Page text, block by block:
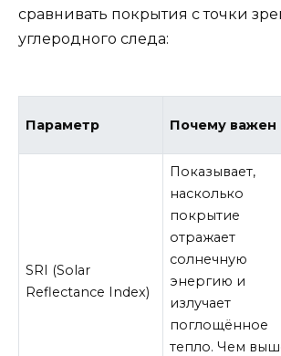
сравнивать покрытия с точки
углеродного следа:
Параметр Почему важен
SRI (Solar
Reflectance Index)
Показывает,
насколько
покрытие
отражает
солнечную
энергию и
излучает
поглощённое
тепло. Чем